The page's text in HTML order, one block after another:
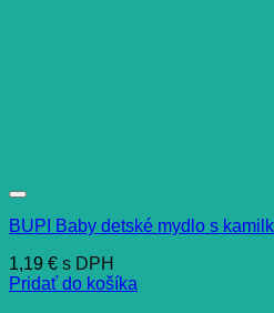
BUPI Baby detské mydlo s
1,19 € s DPH
Pridať do košíka